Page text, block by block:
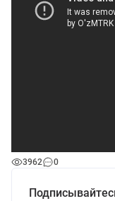
3962 0